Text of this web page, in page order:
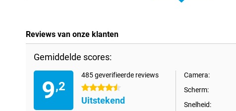
Reviews van onze klanten
Gemiddelde scores:
9,2
485 geverifieerde reviews
4.5 sterren
Uitstekend
Camera:
Scherm:
Snelheid: